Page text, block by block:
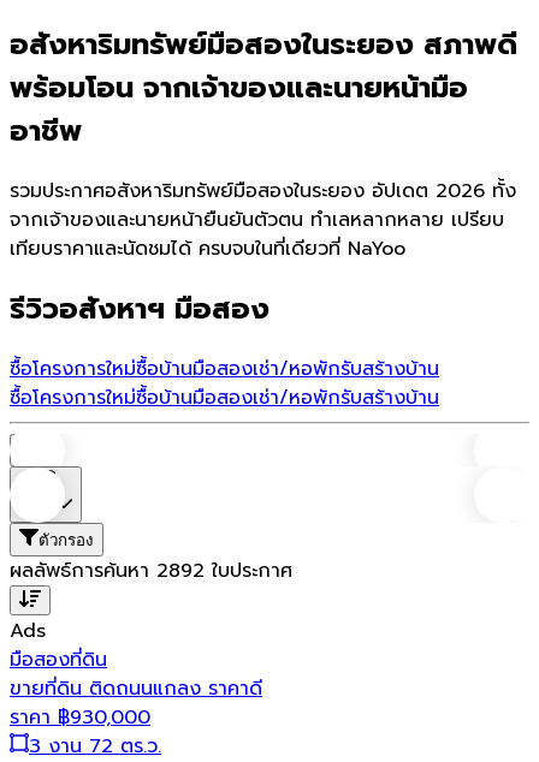
อสังหาริมทรัพย์มือสองในระยอง สภาพดี
พร้อมโอน จากเจ้าของและนายหน้ามือ
อาชีพ
รวมประกาศอสังหาริมทรัพย์มือสองในระยอง อัปเดต 2026 ทั้ง
จากเจ้าของและนายหน้ายืนยันตัวตน ทำเลหลากหลาย เปรียบ
เทียบราคาและนัดชมได้ ครบจบในที่เดียวที่ NaYoo
รีวิวอสังหาฯ มือสอง
ซื้อโครงการใหม่ซื้อบ้านมือสองเช่า/หอพักรับสร้างบ้าน
ซื้อโครงการใหม่ซื้อบ้านมือสองเช่า/หอพักรับสร้างบ้าน
ตัวกรอง
ผลลัพธ์การค้นหา 2892 ใบประกาศ
Ads
มือสองที่ดิน
ขายที่ดิน ติดถนนแกลง ราคาดี
ราคา ฿930,000
3 งาน 72 ตร.ว.